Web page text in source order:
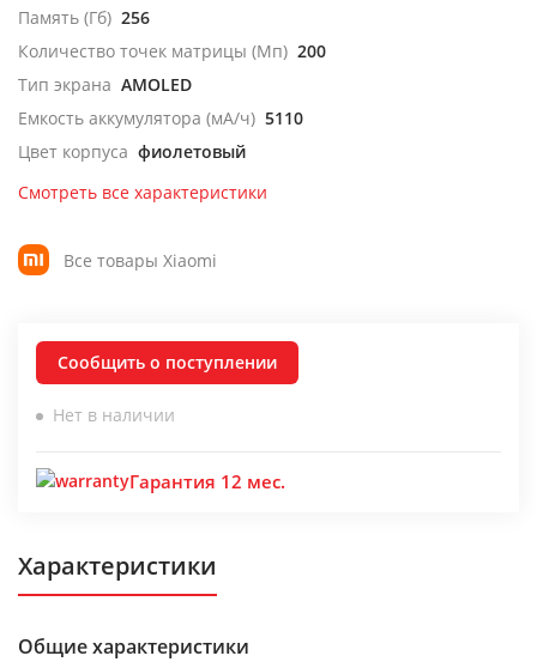
Память (Гб) 256
Количество точек матрицы (Мп) 200
Тип экрана AMOLED
Емкость аккумулятора (мА/ч) 5110
Цвет корпуса фиолетовый
Смотреть все характеристики
Все товары Xiaomi
Сообщить о поступлении
Нет в наличии
Гарантия 12 мес.
Характеристики
Общие характеристики